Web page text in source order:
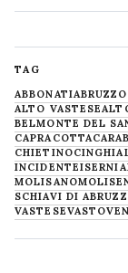
TAG
ABBONATIABRUZZO
ALTO VASTESE
BELMONTE DEL
CAPRACOTTA
CHIETINO
INCIDENTEISERNIA
MOLISANOMOLISE
SCHIAVI DI
VASTESEVASTO